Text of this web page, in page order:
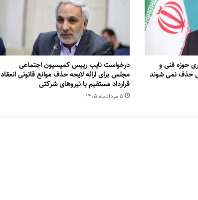
حوزه فنی و
حذف نمی شوند
درخواست نایب رییس کمیسیون اجتماعی
مجلس برای ارائه لایحه حذف موانع قانونی انعقاد
قرارداد مستقیم با نیروهای شرکتی
۵ مرداد‌ماه ۱۴۰۵